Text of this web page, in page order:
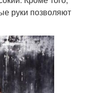
руки позволяют